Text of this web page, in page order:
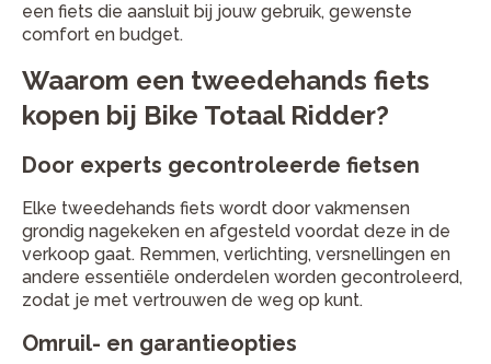
een fiets die aansluit bij jouw gebruik, gewenste
comfort en budget.
Waarom een tweedehands fiets
kopen bij Bike Totaal Ridder?
Door experts gecontroleerde fietsen
Elke tweedehands fiets wordt door vakmensen
grondig nagekeken en afgesteld voordat deze in de
verkoop gaat. Remmen, verlichting, versnellingen en
andere essentiële onderdelen worden gecontroleerd,
zodat je met vertrouwen de weg op kunt.
Omruil- en garantieopties